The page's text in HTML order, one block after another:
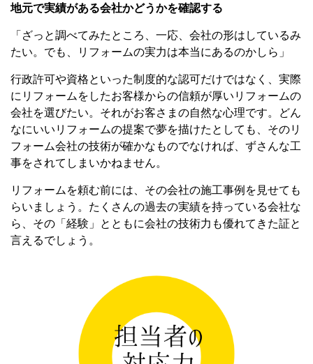
地元で実績がある会社かどうかを確認する
「ざっと調べてみたところ、一応、会社の形はしているみ
たい。でも、リフォームの実力は本当にあるのかしら」
行政許可や資格といった制度的な認可だけではなく、実際
にリフォームをしたお客様からの信頼が厚いリフォームの
会社を選びたい。それがお客さまの自然な心理です。どん
なにいいリフォームの提案で夢を描けたとしても、そのリ
フォーム会社の技術が確かなものでなければ、ずさんな工
事をされてしまいかねません。
リフォームを頼む前には、その会社の施工事例を見せても
らいましょう。たくさんの過去の実績を持っている会社な
ら、その「経験」とともに会社の技術力も優れてきた証と
言えるでしょう。